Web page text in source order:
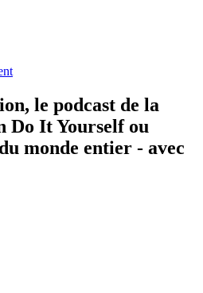
le podcast de la
Do It Yourself ou
monde entier - avec